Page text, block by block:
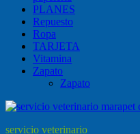
PLANES
Repuesto
Ropa
TARJETA
Vitamina
Zapato
Zapato
servicio veterinario